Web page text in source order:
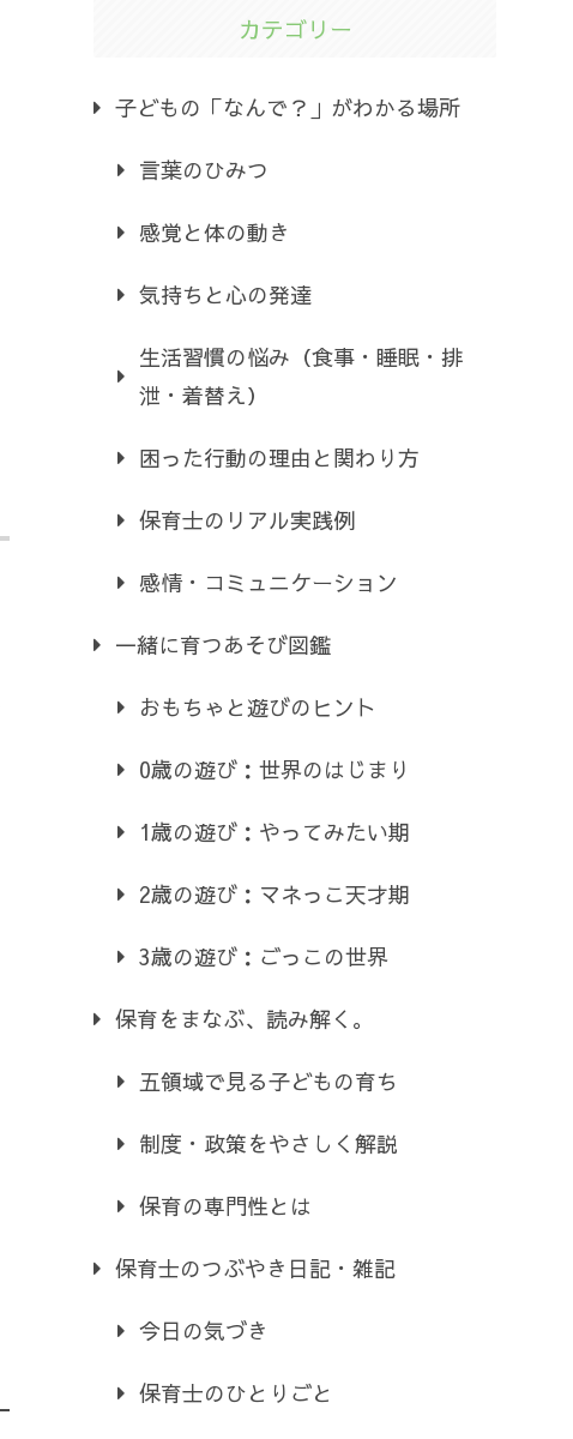
カテゴリー
子どもの「なんで？」がわかる場所
言葉のひみつ
感覚と体の動き
気持ちと心の発達
生活習慣の悩み（食事・睡眠・排
泄・着替え）
困った行動の理由と関わり方
保育士のリアル実践例
感情・コミュニケーション
一緒に育つあそび図鑑
おもちゃと遊びのヒント
0歳の遊び：世界のはじまり
1歳の遊び：やってみたい期
2歳の遊び：マネっこ天才期
3歳の遊び：ごっこの世界
保育をまなぶ、読み解く。
五領域で見る子どもの育ち
制度・政策をやさしく解説
保育の専門性とは
保育士のつぶやき日記・雑記
今日の気づき
保育士のひとりごと